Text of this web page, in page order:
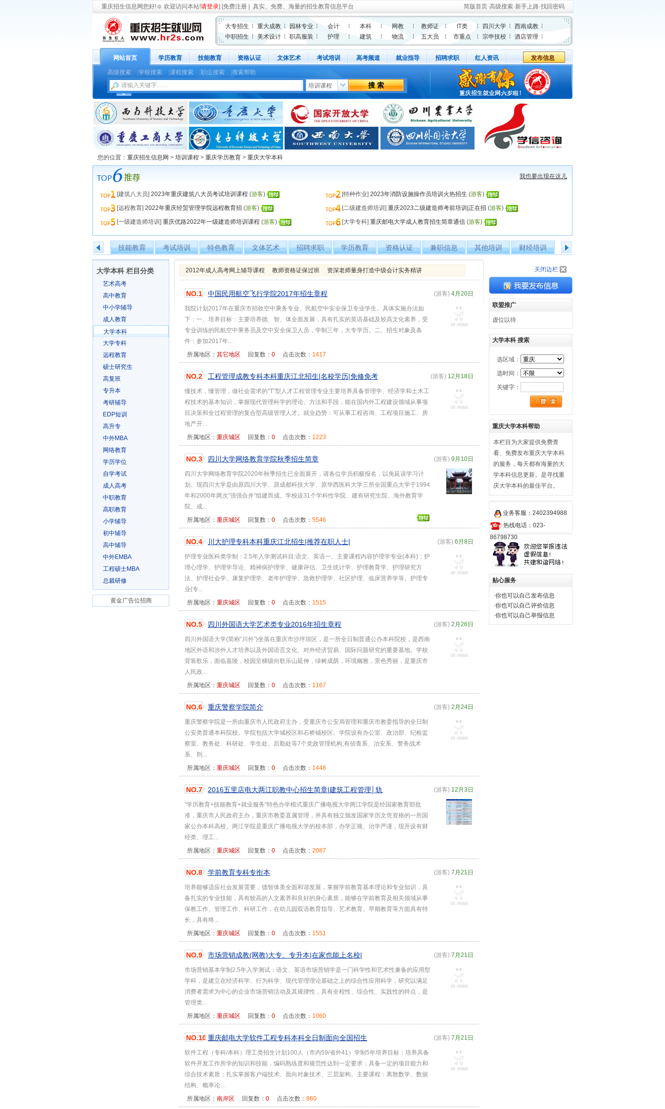
重庆招生信息网您好!☺ 欢迎访问本站!请登录] [免费注册 | 真实、免费、海量的招生教育信息平台 简版首页·高级搜索·新手上路·找回密码
大专招生 重大成教 园林专业 会计 本科 网教 教师证 IT类 四川大学
西南成教
中职招生
美术设计 职高服装 护理 建筑 物流 五大员 市重点 宗申技校 酒店管理
网站首页 学历教育 技能教育 资格认证 文体艺术 考试培训 高考频道 就业指导 招聘求职 红人资讯 发布信息
高级搜索 学校搜索 课程搜索 职位搜索 搜索帮助
您的位置： 重庆招生信息网 > 培训课程 > 重庆学历教育 > 重庆大学本科
[建筑八大员] 2023年重庆建筑八大员考试培训课程 (游客) [特种作业] 2023年消防设施操作员培训火热招生 (游客)
[远程教育] 2022年重庆经贸管理学院远程教育招 (游客) [二级建造师培训] 重庆2023二级建造师考前培训|正在招 (游客)
[一级建造师培训] 重庆优路2022年一级建造师培训课程 (游客) [大学专科] 重庆邮电大学成人教育招生简章通信 (游客)
我也要出现在这儿
技能教育 考试培训 特色教育 文体艺术 招聘求职 学历教育 资格认证 兼职信息 其他培训 财经培训 个人简历
大学本科 栏目分类
艺术高考
高中教育
中小学辅导
成人教育
大学本科
大学专科
远程教育
硕士研究生
高复班
专升本
考研辅导
EDP短训
高升专
中外MBA
网络教育
学历学位
自学考试
成人高考
中职教育
高职教育
小学辅导
初中辅导
高中辅导
中外EMBA
工程硕士MBA
总裁研修
黄金广告位招商
2012年成人高考网上辅导课程 教师资格证保过班 资深老师量身打造中级会计实务精讲
(游客) 4月20日
NO.1 中国民用航空飞行学院2017年招生章程
我院计划2017年在重庆市招收空中乘务专业、民航空中安全保卫专业学生。具体实施办法如
下：一、培养目标：主要培养德、智、体全面发展，具有扎实的英语基础及较高文化素养，受
专业训练的民航空中乘务员及空中安全保卫人员，学制三年，大专学历。二、招生对象及条
件：参加2017年...
所属地区： 其它地区 回复数： 0 点击次数： 1417
(游客) 12月18日
NO.2 工程管理成教专科本科重庆江北招生|名校学历|免修免考
懂技术，懂管理，做社会需求的"T”型人才工程管理专业主要培养具备管理学、经济学和土木工
程技术的基本知识，掌握现代管理科学的理论、方法和手段，能在国内外工程建设领域从事项
目决策和全过程管理的复合型高级管理人才。就业趋势：可从事工程咨询、工程项目施工、房
地产开...
所属地区： 重庆城区 回复数： 0 点击次数： 1223
(游客) 9月10日
NO.3 四川大学网络教育学院秋季招生简章
四川大学网络教育学院2020年秋季招生已全面展开，请各位学员积极报名，以免延误学习计
划。现四川大学是由原四川大学、原成都科技大学、原华西医科大学三所全国重点大学于1994
年和2000年两次“强强合并”组建而成。学校设31个学科性学院、建有研究生院、海外教育学
院、成...
所属地区： 重庆城区 回复数： 0 点击次数： 5546
(游客) 6月8日
NO.4 川大护理专科本科重庆江北招生|推荐在职人士|
护理专业医科类学制：2.5年入学测试科目:语文、英语一、主要课程内容护理学专业(本科)：护
理心理学、护理学导论、精神病护理学、健康评估、卫生统计学、护理教育学、护理研究方
法、护理社会学、康复护理学、老年护理学、急救护理学、社区护理、临床营养学等。护理专
业(专...
所属地区： 重庆城区 回复数： 0 点击次数： 1515
(游客) 2月26日
NO.5 四川外国语大学艺术类专业2016年招生章程
四川外国语大学(简称“川外”)坐落在重庆市沙坪坝区，是一所全日制普通公办本科院校，是西南
地区外语和涉外人才培养以及外国语言文化、对外经济贸易、国际问题研究的重要基地。学校
背靠歌乐，面临嘉陵，校园呈梯级向歌乐山延伸，绿树成荫，环境幽雅，景色秀丽，是重庆市
人民政...
所属地区： 重庆城区 回复数： 0 点击次数： 1167
(游客) 2月24日
NO.6 重庆警察学院简介
重庆警察学院是一所由重庆市人民政府主办，受重庆市公安局管理和重庆市教委指导的全日制
公安类普通本科院校。学院包括大学城校区和石桥铺校区。学院设有办公室、政治部、纪检监
察室、教务处、科研处、学生处、后勤处等7个党政管理机构;有侦查系、治安系、警务战术
系、刑...
所属地区： 重庆城区 回复数： 0 点击次数： 1448
(游客) 12月3日
NO.7 2016五里店电大两江职教中心招生简章|建筑工程管理│轨
"学历教育+技能教育+就业服务"特色办学模式重庆广播电视大学两江学院是经国家教育部批
准，重庆市人民政府主办，重庆市教委直属管理，并具有独立颁发国家学历文凭资格的一所国
家公办本科高校。两江学院是重庆广播电视大学的校本部，办学正规、治学严谨，现开设有财
经类、理工...
所属地区： 重庆城区 回复数： 0 点击次数： 2087
(游客) 7月21日
NO.8 学前教育专科专衔本
培养能够适应社会发展需要，德智体美全面和谐发展，掌握学前教育基本理论和专业知识，具
备扎实的专业技能，具有较高的人文素养和良好的身心素质，能够在学前教育及相关领域从事
保教工作、管理工作、科研工作，在幼儿园双语教育指导、艺术教育、早期教育等方面具有特
长，具有终...
所属地区： 重庆城区 回复数： 0 点击次数： 1551
(游客) 7月21日
NO.9 市场营销成教(网教)大专、专升本|在家也能上名校|
市场营销基本学制2.5年入学测试：语文、英语市场营销学是一门科学性和艺术性兼备的应用型
学科，是建立在经济科学、行为科学、现代管理理论基础之上的综合性应用科学，研究以满足
消费者需求为中心的企业市场营销活动及其规律性，具有全程性、综合性、实践性的特点，是
管理类...
所属地区： 重庆城区 回复数： 0 点击次数： 1060
(游客) 7月21日
NO.10 重庆邮电大学软件工程专科本科全日制面向全国招生
软件工程（专科/本科）理工类招生计划100人（市内59/省外41）学制5年培养目标：培养具备
软件开发工作所学的知识和技能，编码熟练度和规范性达到一定要求；具备一定的项目能力和
综合技术素质；扎实掌握客户端技术、面向对象技术、三层架构。主要课程：离散数学、数据
结构、概率论...
所属地区： 南岸区 回复数： 0 点击次数： 860
联盟推广
虚位以待
大学本科 搜索
选区域：
选时间：
关键字：
重庆大学本科帮助
本栏目为大家提供免费查
看、免费发布重庆大学本科
的服务，每天都有海量的大
学本科信息更新。是寻找重
庆大学本科的最佳平台。
业务客服： 2402394988
热线电话：023-
86798730
贴心服务
·你也可以自己发布信息
·你也可以自己评价信息
·你也可以自己举报信息
关闭边栏